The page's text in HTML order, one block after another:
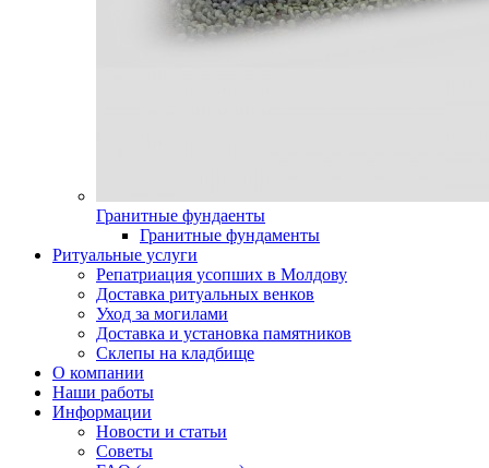
Гранитные фундаенты
Гранитные фундаменты
Ритуальные услуги
Репатриация усопших в Молдову
Доставка ритуальных венков
Уход за могилами
Доставка и установка памятников
Склепы на кладбище
О компании
Наши работы
Информации
Новости и статьи
Советы